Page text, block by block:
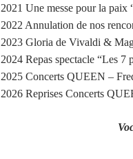
2021 Une messe pour la paix
2022 Annulation de nos
2023 Gloria de Vivaldi &
2024 Repas spectacle “Les 7
2025 Concerts QUEEN –
2026 Reprises Concerts